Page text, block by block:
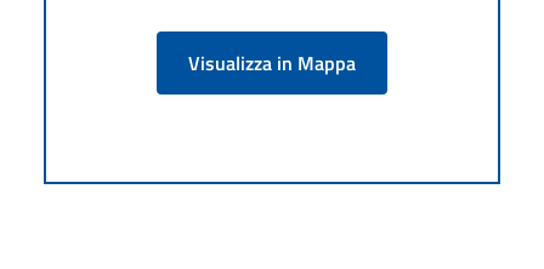
Visualizza in Mappa